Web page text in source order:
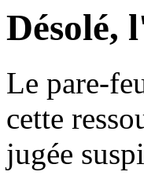
Désolé,
Le pare-
cette
jugée